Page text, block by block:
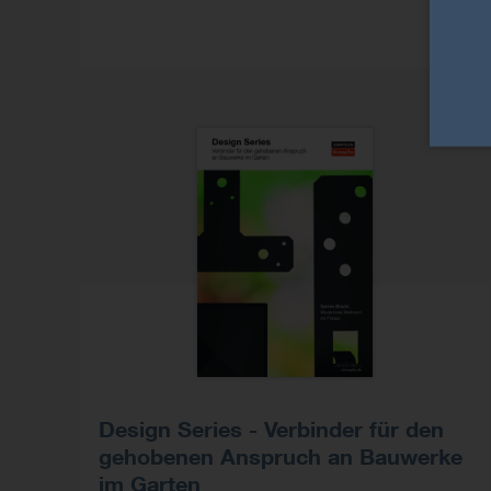
Design Series - Verbinder für den
gehobenen Anspruch an Bauwerke
im Garten